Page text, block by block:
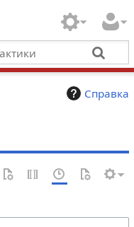
Справка